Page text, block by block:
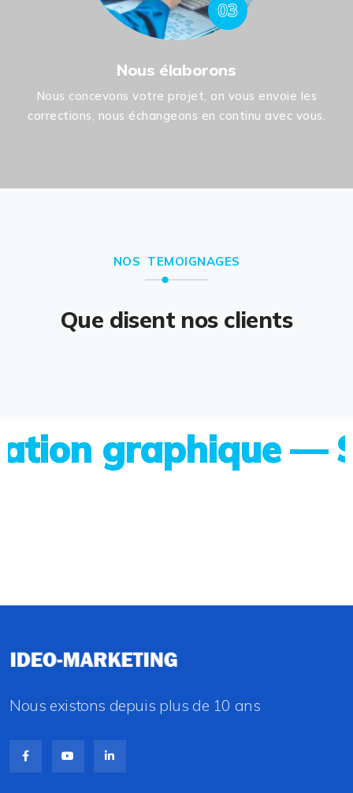
03
Nous élaborons
Nous concevons votre projet, on vous envoie les
corrections, nous échangeons en continu avec vous.
NOS TEMOIGNAGES
Que disent nos clients
graphique —
Nous existons depuis plus de 10 ans